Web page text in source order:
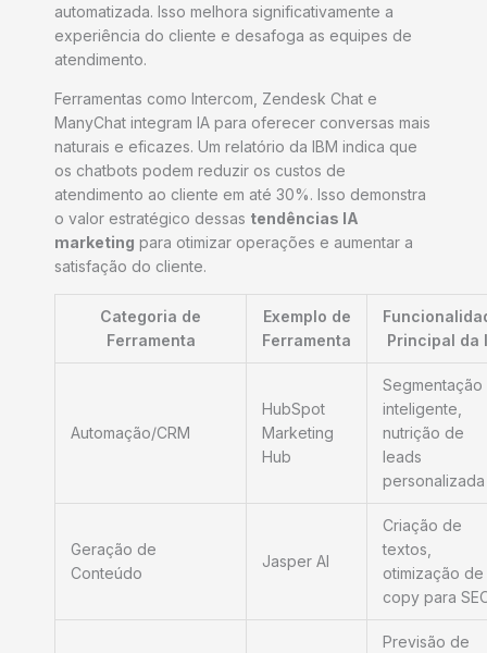
automatizada. Isso melhora significativamente a
experiência do cliente e desafoga as equipes de
atendimento.
Ferramentas como Intercom, Zendesk Chat e
ManyChat integram IA para oferecer conversas mais
naturais e eficazes. Um relatório da IBM indica que
os chatbots podem reduzir os custos de
atendimento ao cliente em até 30%. Isso demonstra
o valor estratégico dessas tendências IA
marketing para otimizar operações e aumentar a
satisfação do cliente.
Categoria de
Ferramenta
Exemplo de
Ferramenta
Principal da
Automação/CRM
HubSpot
Marketing
Hub
Segmentação
inteligente,
nutrição de
leads
personalizada
Geração de
Conteúdo
Jasper AI
Criação de
textos,
otimização de
copy para
Previsão de